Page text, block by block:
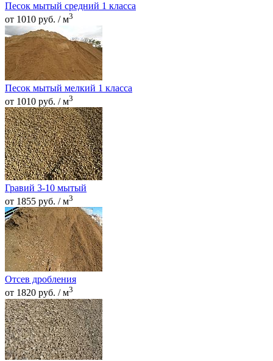
Песок мытый средний 1 класса
от 1010 руб. / м3
Песок мытый мелкий 1 класса
от 1010 руб. / м3
Гравий 3-10 мытый
от 1855 руб. / м3
Отсев дробления
от 1820 руб. / м3